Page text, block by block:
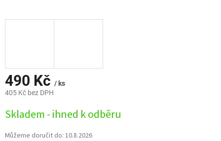
490 Kč / ks
405 Kč bez DPH
cena:
Skladem - ihned k odběru
Můžeme doručit do: 10.8.2026